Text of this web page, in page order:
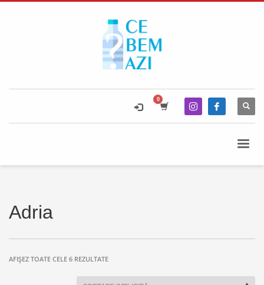
Adria
AFIȘEZ TOATE CELE 6 REZULTATE